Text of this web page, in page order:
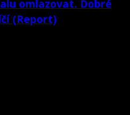
omlazovat. Dobré
(Report)